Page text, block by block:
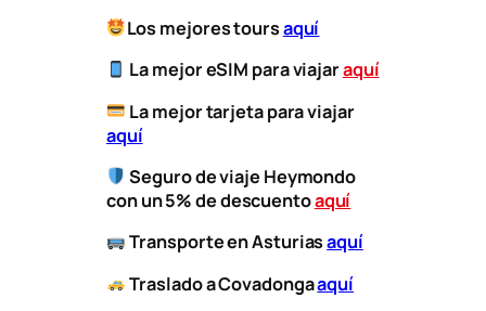
Los mejores toursaquí
La mejor eSIM para viajaraquí
La mejor tarjeta para viajar
aquí
Seguro de viaje Heymondo
con un 5% de descuentoaquí
​Transporteen Asturiasaquí
​Traslado a Covadongaaquí